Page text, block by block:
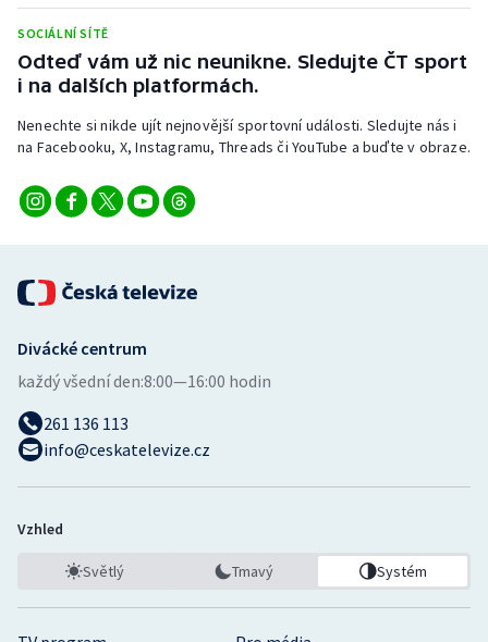
Stolní tenis
Triatlon
Veslování
Vodní slalom
Ostatní
SOCIÁLNÍ SÍTĚ
Odteď vám už nic neunikne. Sledujte ČT sport
i na dalších platformách.
Nenechte si nikde ujít nejnovější sportovní události. Sledujte nás i
na Facebooku, X, Instagramu, Threads či YouTube a buďte v obraze.
Divácké centrum
každý všední den:8:00—16:00 hodin
261 136 113
info@ceskatelevize.cz
Vzhled
Světlý Tmavý Systém